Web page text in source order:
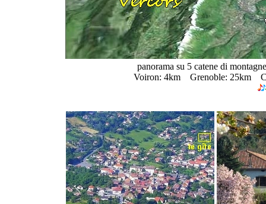
panorama su 5 catene di
Voiron: 4km Grenoble: 25km